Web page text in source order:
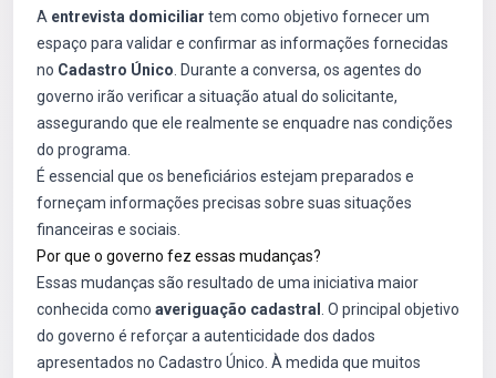
A entrevista domiciliar tem como objetivo fornecer um
espaço para validar e confirmar as informações fornecidas
no Cadastro Único . Durante a conversa, os agentes do
governo irão verificar a situação atual do solicitante,
assegurando que ele realmente se enquadre nas condições
do programa.
É essencial que os beneficiários estejam preparados e
forneçam informações precisas sobre suas situações
financeiras e sociais.
Por que o governo fez essas mudanças?
Essas mudanças são resultado de uma iniciativa maior
conhecida como averiguação cadastral
. O principal objetivo
do governo é reforçar a autenticidade dos dados
apresentados no Cadastro Único. À medida que muitos